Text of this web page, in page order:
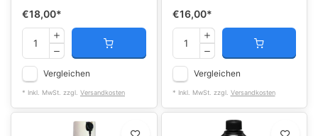
€18,00*
Vergleichen
* Inkl. MwSt. zzgl. Versandkosten
€16,00*
Vergleichen
* Inkl. MwSt. zzgl. Versandkosten